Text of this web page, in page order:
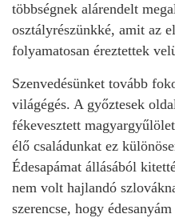
többségnek alárendelt
osztályrészünkké, amit az
folyamatosan éreztettek
Szenvedésünket tovább
világégés. A győztesek
fékevesztett
élő családunkat ez
Édesapámat állásából
nem volt hajlandó
szerencse, hogy